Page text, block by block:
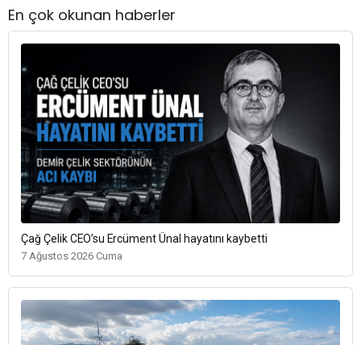
En çok okunan haberler
Çağ Çelik CEO’su Ercüment Ünal hayatını kaybetti
7 Ağustos 2026 Cuma